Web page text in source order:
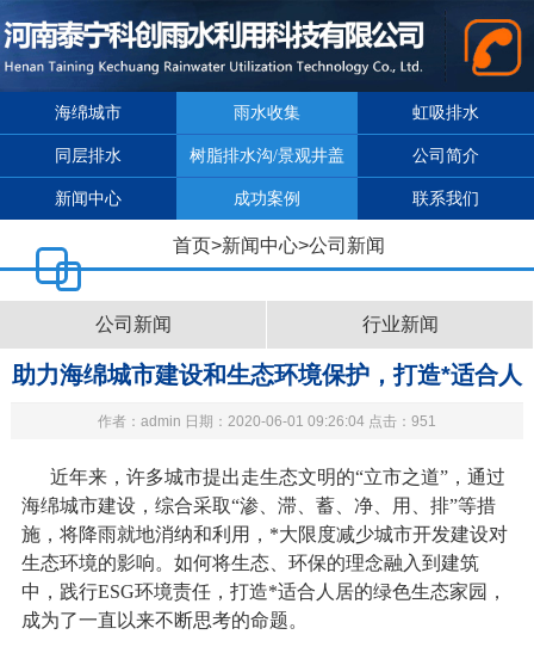
海绵城市 雨水收集 虹吸排水
同层排水 树脂排水沟/景观井盖 公司简介
新闻中心 成功案例 联系我们
首页>新闻中心>公司新闻
公司新闻 行业新闻
助力海绵城市建设和生态环境保护，打造*适合人
居的绿色生态家园
作者：admin 日期：2020-06-01 09:26:04 点击：951
近年来，许多城市提出走生态文明的“立市之道”，通过
海绵城市建设，综合采取“渗、滞、蓄、净、用、排”等措
施，将降雨就地消纳和利用，*大限度减少城市开发建设对
生态环境的影响。如何将生态、环保的理念融入到建筑
中，践行ESG环境责任，打造*适合人居的绿色生态家园，
成为了一直以来不断思考的命题。